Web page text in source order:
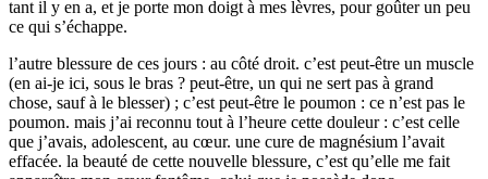
tant il y en a, et je porte mon doigt à mes lèvres, pour goûter un peu
ce qui s’échappe.
l’autre blessure de ces jours : au côté droit. c’est peut-être un muscle
(en ai-je ici, sous le bras ? peut-être, un qui ne sert pas à grand
chose, sauf à le blesser) ; c’est peut-être le poumon : ce n’est pas le
poumon. mais j’ai reconnu tout à l’heure cette douleur : c’est celle
que j’avais, adolescent, au cœur. une cure de magnésium l’avait
effacée. la beauté de cette nouvelle blessure, c’est qu’elle me fait